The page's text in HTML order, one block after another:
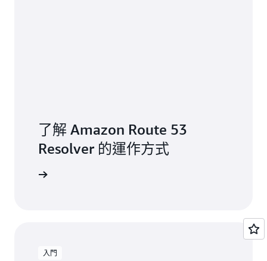
了解 Amazon Route 53
Resolver 的運作方式
入門